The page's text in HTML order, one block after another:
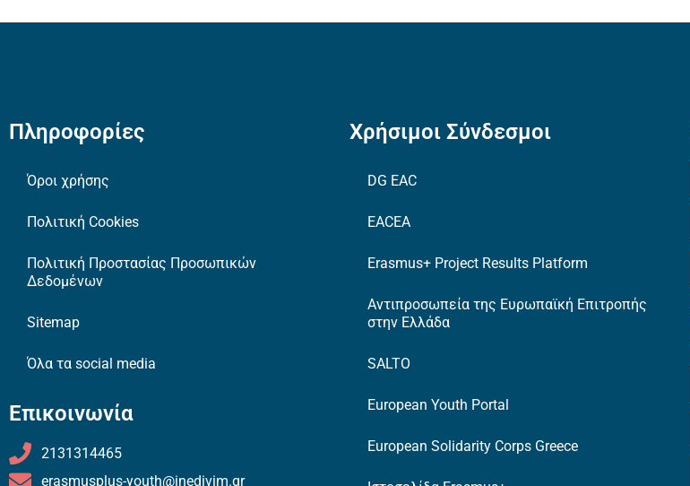
Πληροφορίες
Όροι χρήσης
Πολιτική Cookies
Πολιτική Προστασίας Προσωπικών
Δεδομένων
Sitemap
Όλα τα social media
Επικοινωνία
2131314465
erasmusplus-youth@inedivim.gr
Χρήσιμοι Σύνδεσμοι
DG EAC
EACEA
Erasmus+ Project Results Platform
Αντιπροσωπεία της Ευρωπαϊκή Επιτροπής
στην Ελλάδα
SALTO
European Youth Portal
European Solidarity Corps Greece